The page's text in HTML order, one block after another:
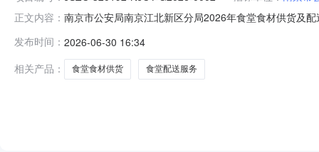
正文内容： 南京市公安局南京江北新区分局2026年食堂食材供货及
年食堂食材供货及配送服务合同签订日期2026-03-19采
发布时间： 2026-06-30 16:34
相关产品：
食堂食材供货 食堂配送服务